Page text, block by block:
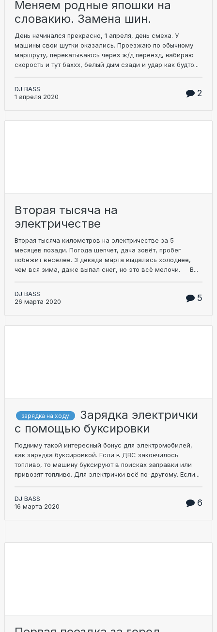
Меняем родные япошки на
словакию. Замена шин.
День начинался прекрасно, 1 апреля, день смеха. У
машины свои шутки оказались. Проезжаю по обычному
маршруту, перекатываюсь через ж/д переезд, набираю
скорость и тут баххх, белый дым сзади и удар как будто...
DJ BASS
1 апреля 2020
2
Вторая тысяча на
электричестве
Вторая тысяча километров на электричестве за 5
месяцев позади. Погода шепчет, дача зовёт, пробег
побежит веселее. 3 декада марта выдалась холоднее,
чем вся зима, даже выпал снег, но это всё мелочи. В...
DJ BASS
26 марта 2020
5
зарядка на ходу
Зарядка электрички
с помощью буксировки
Подниму такой интересный бонус для электромобилей,
как зарядка буксировкой. Если в ДВС закончилось
топливо, то машину буксируют в поисках заправки или
привозят топливо. Для электрички всё по-другому. Если...
DJ BASS
16 марта 2020
6